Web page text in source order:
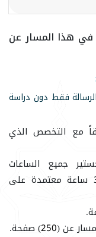
في هذا المسار عن
فقط دون دراسة
مع التخصص الذي
جميع الساعات
المعتمدة في نفس التخصص بواقع 30 ساعة معتمدة على
عن (250) صفحة.